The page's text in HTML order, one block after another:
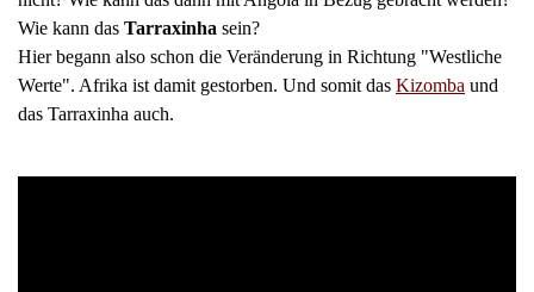
Wie kann das Tarraxinha sein?
Hier begann also schon die Veränderung in Richtung "Westliche
Werte". Afrika ist damit gestorben. Und somit das Kizomba und
das Tarraxinha auch.